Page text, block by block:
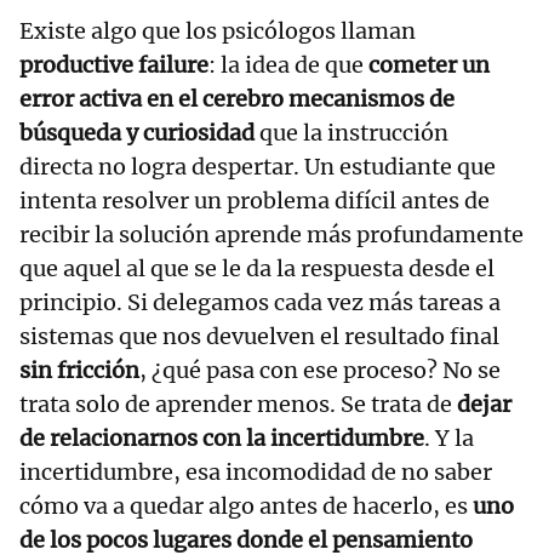
Existe algo que los psicólogos llaman
productive failure: la idea de que cometer un
error activa en el cerebro mecanismos de
búsqueda y curiosidadque la instrucción
directa no logra despertar. Un estudiante que
intenta resolver un problema difícil antes de
recibir la solución aprende más profundamente
que aquel al que se le da la respuesta desde el
principio. Si delegamos cada vez más tareas a
sistemas que nos devuelven el resultado final
sin fricción, ¿qué pasa con ese proceso? No se
trata solo de aprender menos. Se trata de dejar
de relacionarnos con la incertidumbre. Y la
incertidumbre, esa incomodidad de no saber
cómo va a quedar algo antes de hacerlo, esuno
de los pocos lugares donde el pensamiento